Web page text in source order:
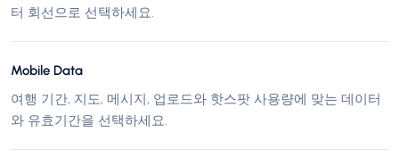
터 회선으로 선택하세요.
Mobile Data
여행 기간, 지도, 메시지, 업로드와 핫스팟 사용량에 맞는 데이터
와 유효기간을 선택하세요.